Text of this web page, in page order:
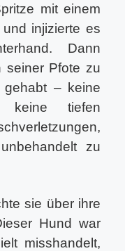
mit einem
injizierte es
Dann
seiner Pfote zu
gehabt – keine
keine tiefen
zu
sie über ihre
Hund war
misshandelt,